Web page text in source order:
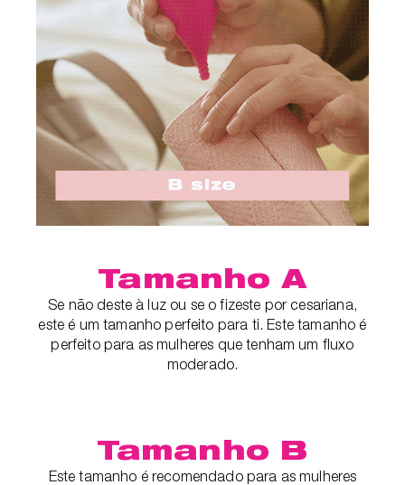
Tamanho A
Se não deste à luz ou se o fizeste por cesariana,
este é um tamanho perfeito para ti. Este tamanho é
perfeito para as mulheres que tenham um fluxo
moderado.
Tamanho B
Este tamanho é recomendado para as mulheres